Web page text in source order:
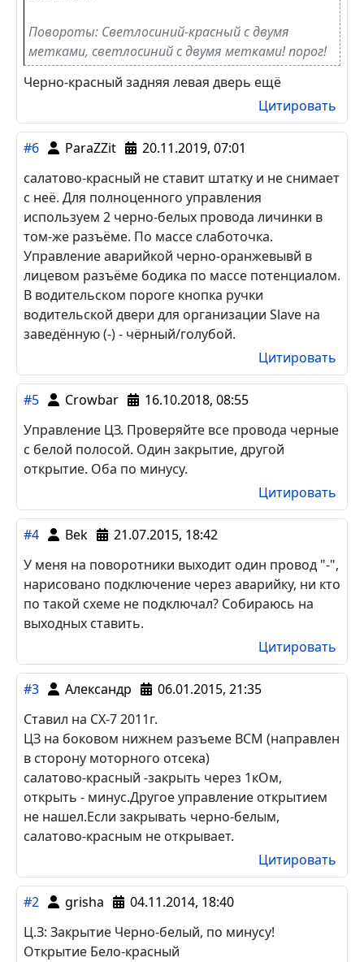
Повороты: Светлосиний-красный с двумя
метками, светлосиний с двумя метками! порог!
Черно-красный задняя левая дверь ещё
Цитировать
#6 ParaZZit
20.11.2019, 07:01
салатово-красный не ставит штатку и не снимает
с неё. Для полноценного управления
используем 2 черно-белых провода личинки в
том-же разъёме. По массе слаботочка.
Управление аварийкой черно-оранжевывй в
лицевом разъёме бодика по массе потенциалом.
В водительском пороге кнопка ручки
водительской двери для организации Slave на
заведённую (-) - чёрный/голубой.
Цитировать
#5 Crowbar
16.10.2018, 08:55
Управление ЦЗ. Проверяйте все провода черные
с белой полосой. Один закрытие, другой
открытие. Оба по минусу.
Цитировать
#4 Bek
21.07.2015, 18:42
У меня на поворотники выходит один провод "-",
нарисовано подключение через аварийку, ни кто
по такой схеме не подключал? Собираюсь на
выходных ставить.
Цитировать
#3 Александр
06.01.2015, 21:35
Ставил на СХ-7 2011г.
ЦЗ на боковом нижнем разъеме ВСМ (направлен
в сторону моторного отсека)
салатово-красный -закрыть через 1кОм,
открыть - минус.Другое управление открытием
не нашел.Если закрывать черно-белым,
салатово-красным не открывает.
Цитировать
#2 grisha
04.11.2014, 18:40
Ц.З: Закрытие Черно-белый, по минусу!
Открытие Бело-красный